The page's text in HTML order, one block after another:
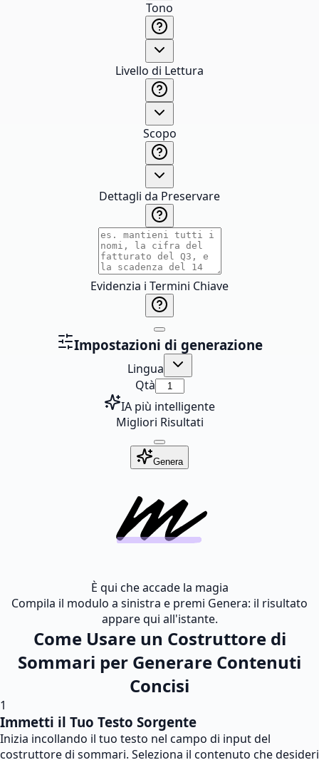
Tono
Livello di Lettura
Scopo
Dettagli da Preservare
Evidenzia i Termini Chiave
Impostazioni di generazione
Lingua
Qtà
IA più intelligente
Migliori Risultati
Genera
È qui che accade la magia
Compila il modulo a sinistra e premi Genera: il risultato
appare qui all'istante.
Come Usare un Costruttore di
Sommari per Generare Contenuti
Concisi
1
Immetti il Tuo Testo Sorgente
Inizia incollando il tuo testo nel campo di input del
costruttore di sommari. Seleziona il contenuto che desideri